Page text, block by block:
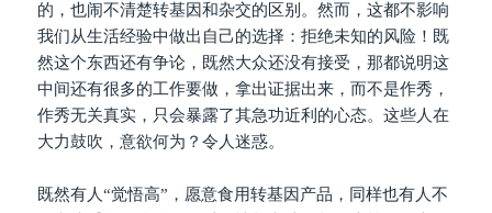
的，也闹不清楚转基因和杂交的区别。然而，这都不影响
我们从生活经验中做出自己的选择：拒绝未知的风险！既
然这个东西还有争论，既然大众还没有接受，那都说明这
中间还有很多的工作要做，拿出证据出来，而不是作秀，
作秀无关真实，只会暴露了其急功近利的心态。这些人在
大力鼓吹，意欲何为？令人迷惑。
既然有人“觉悟高”，愿意食用转基因产品，同样也有人不